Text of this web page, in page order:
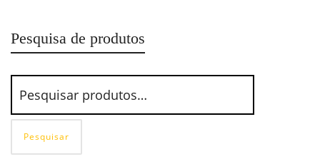
Pesquisa de produtos
Pesquisar